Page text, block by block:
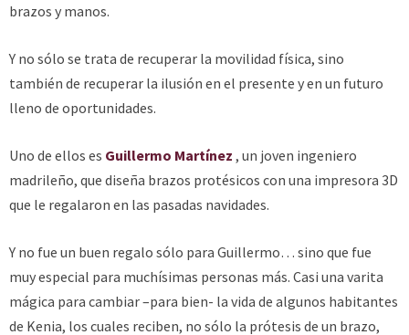
brazos y manos.
Y no sólo se trata de recuperar la movilidad física, sino
también de recuperar la ilusión en el presente y en un futuro
lleno de oportunidades.
Uno de ellos es Guillermo Martínez , un joven ingeniero
madrileño, que diseña brazos protésicos con una impresora 3D
que le regalaron en las pasadas navidades.
Y no fue un buen regalo sólo para Guillermo… sino que fue
muy especial para muchísimas personas más. Casi una varita
mágica para cambiar –para bien- la vida de algunos habitantes
de Kenia, los cuales reciben, no sólo la prótesis de un brazo,